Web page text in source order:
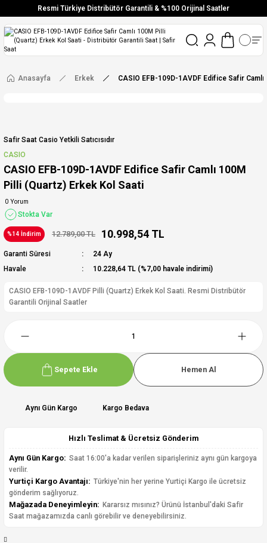
Resmi Türkiye Distribütör Garantili & %100 Orijinal Saatler
Vade Farksız 6 Taksit
Aynı Gün Stoktan Gönderim
Ücretsiz Kargo
Anasayfa Erkek CASIO EFB-109D-1AVDF Edifice Safir
Safir Saat Casio Yetkili Satıcısıdır
CASIO
CASIO EFB-109D-1AVDF Edifice Safir Camlı 100M
Pilli (Quartz) Erkek Kol Saati
0 Yorum
Stokta Var
%14 İndirim 12.789,00 TL 10.998,54 TL
Garanti Süresi
24 Ay
Havale
10.228,64 TL (%7,00 havale indirimi)
CASIO EFB-109D-1AVDF Pilli (Quartz) Erkek Kol Saati. Resmi Distribütör
Garantili Orijinal Saatler
Sepete Ekle Hemen Al
Aynı Gün Kargo Kargo Bedava
Hızlı Teslimat & Ücretsiz Gönderim
Aynı Gün Kargo: Saat 16:00'a kadar verilen siparişleriniz aynı gün kargoya
verilir.
Yurtiçi Kargo Avantajı: Türkiye'nin her yerine Yurtiçi Kargo ile ücretsiz
gönderim sağlıyoruz.
Mağazada Deneyimleyin: Kararsız mısınız? Ürünü İstanbul'daki Safir
Saat mağazamızda canlı görebilir ve deneyebilirsiniz.